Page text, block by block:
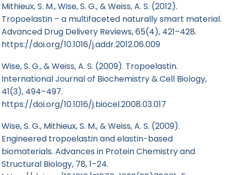
Mithieux, S. M., Wise, S. G., & Weiss, A. S. (2012).
Tropoelastin – a multifaceted naturally smart material.
Advanced Drug Delivery Reviews, 65(4), 421–428.
https://doi.org/10.1016/j.addr.2012.06.009
Wise, S. G., & Weiss, A. S. (2009). Tropoelastin.
International Journal of Biochemistry & Cell Biology,
41(3), 494–497.
https://doi.org/10.1016/j.biocel.2008.03.017
Wise, S. G., Mithieux, S. M., & Weiss, A. S. (2009).
Engineered tropoelastin and elastin-based
biomaterials. Advances in Protein Chemistry and
Structural Biology, 78, 1–24.